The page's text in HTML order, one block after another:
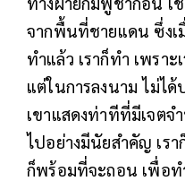
จากพื้นที่ชายแดน ซึ่งเ
ทำแล้ว เราก็ทำ เพรา
แต่ในการลงนาม ไม่ได้
เขาแสดงท่าทีที่มีเจต
ไปอย่างมีนัยสำคัญ เรา
ก็พร้อมที่จะถอน เพื่อท